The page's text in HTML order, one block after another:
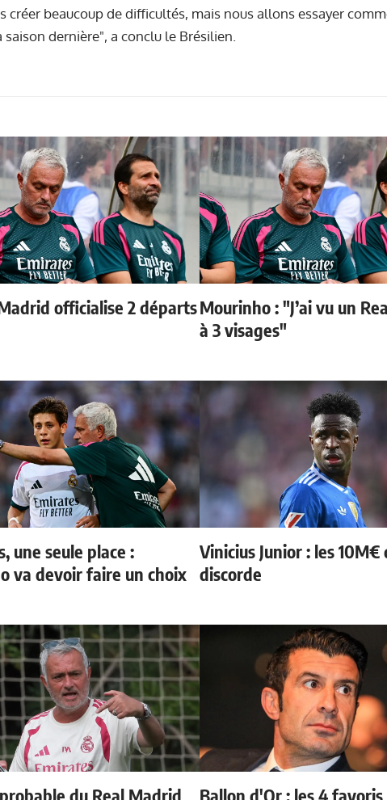
créer beaucoup de difficultés, mais nous allons essayer
saison dernière", a conclu le Brésilien.
officialise 2 départsMourinho : "J’ai vu un
à 3 visages"
une seule place :
va devoir faire un choix
Vinicius Junior : les 10M€
discorde
du Real Madrid Ballon d'Or : les 4 favoris